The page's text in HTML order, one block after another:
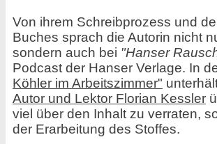
Von ihrem Schreibprozess und
Buches sprach die Autorin nicht
sondern auch bei "Hanser
Podcast der Hanser Verlage. In
Köhler im Arbeitszimmer"
Autor und Lektor Florian Kessler
viel über den Inhalt zu verraten,
der Erarbeitung des Stoffes.